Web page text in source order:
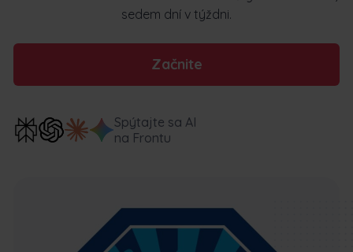
sedem dní v týždni.
Začnite
Spýtajte sa AI
na Frontu